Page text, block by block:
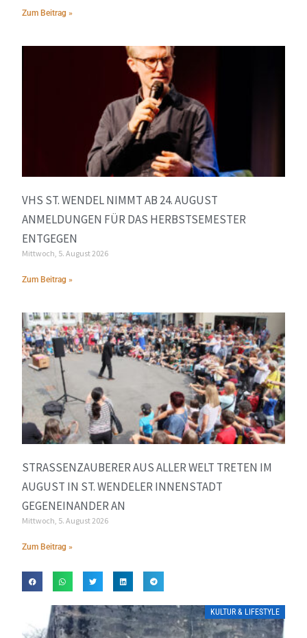
Zum Beitrag »
VHS ST. WENDEL NIMMT AB 24. AUGUST
ANMELDUNGEN FÜR DAS HERBSTSEMESTER
ENTGEGEN
Mittwoch, 5. August 2026
Zum Beitrag »
STRASSENZAUBERER AUS ALLER WELT TRETEN IM A
UGUST IN ST. WENDELER INNENSTADT G
EGENEINANDER AN
Mittwoch, 5. August 2026
Zum Beitrag »
KULTUR & LIFESTYLE